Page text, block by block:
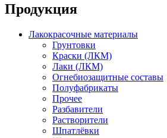
Продукция
Лакокрасочные материалы
Грунтовки
Краски (ЛКМ)
Лаки (ЛКМ)
Огнебиозащитные составы
Полуфабрикаты
Прочее
Разбавители
Растворители
Шпатлёвки